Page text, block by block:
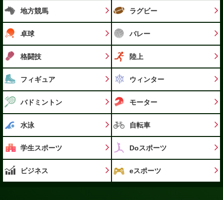
地方競馬 ラグビー
卓球 バレー
格闘技 陸上
フィギュア ウィンター
バドミントン モーター
水泳 自転車
学生スポーツ Doスポーツ
ビジネス eスポーツ